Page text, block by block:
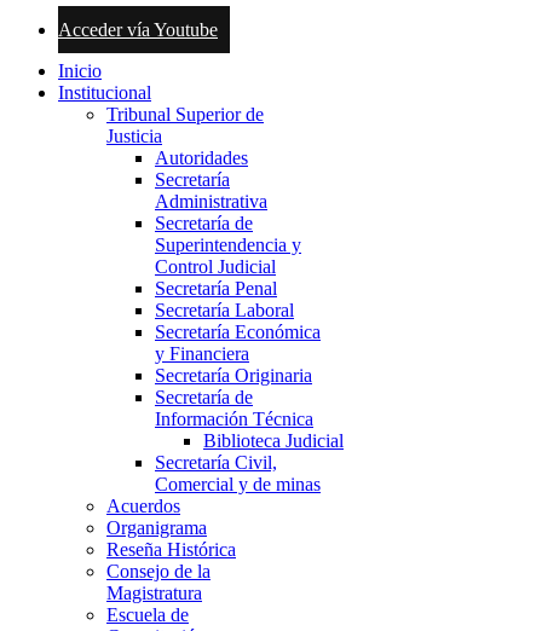
Acceder vía Youtube
Inicio
Institucional
Tribunal Superior de
Justicia
Autoridades
Secretaría
Administrativa
Secretaría de
Superintendencia y
Control Judicial
Secretaría Penal
Secretaría Laboral
Secretaría Económica
y Financiera
Secretaría Originaria
Secretaría de
Información Técnica
Biblioteca Judicial
Secretaría Civil,
Comercial y de minas
Acuerdos
Organigrama
Reseña Histórica
Consejo de la
Magistratura
Escuela de